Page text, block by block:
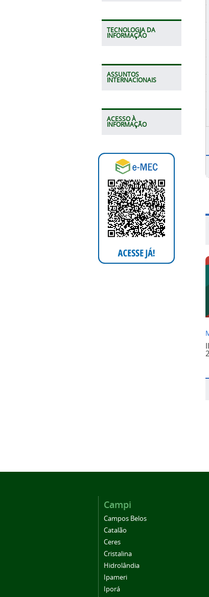
TECNOLOGIA DA
INFORMAÇÃO
ASSUNTOS
INTERNACIONAIS
ACESSO À
INFORMAÇÃO
Campi
Campos Belos
Catalão
Ceres
Cristalina
Hidrolândia
Ipameri
Iporá